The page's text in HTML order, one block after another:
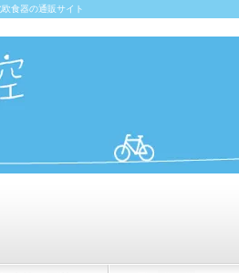
食器の通販サイト